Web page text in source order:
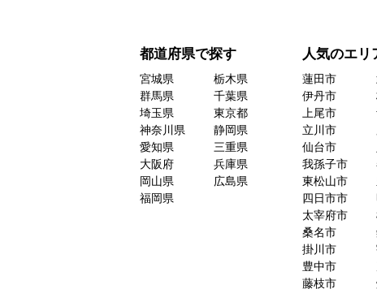
都道府県で探す
宮城県
栃木県
群馬県
千葉県
埼玉県
東京都
神奈川県
静岡県
愛知県
三重県
大阪府
兵庫県
岡山県
広島県
福岡県
人気のエリ
蓮田市
伊丹市
上尾市
立川市
仙台市
我孫子市
東松山市
四日市市
太宰府市
桑名市
掛川市
豊中市
藤枝市